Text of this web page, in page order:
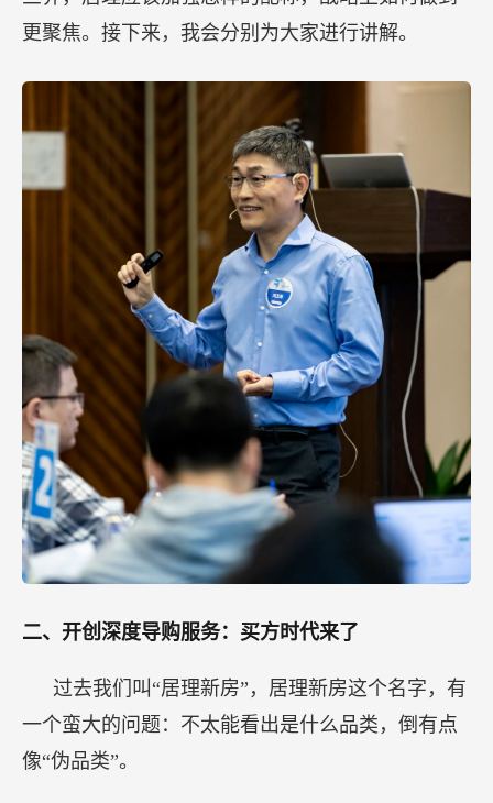
更聚焦。接下来，我会分别为大家进行讲解。
二、开创深度导购服务：买方时代来了
过去我们叫“居理新房”，居理新房这个名字，有
一个蛮大的问题：不太能看出是什么品类，倒有点
像“伪品类”。